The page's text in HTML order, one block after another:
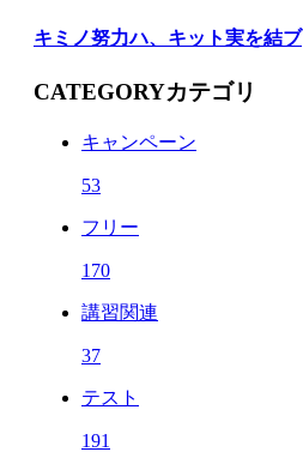
キミノ努力ハ、キット実を結ブ
CATEGORYカテゴリ
キャンペーン
53
フリー
170
講習関連
37
テスト
191